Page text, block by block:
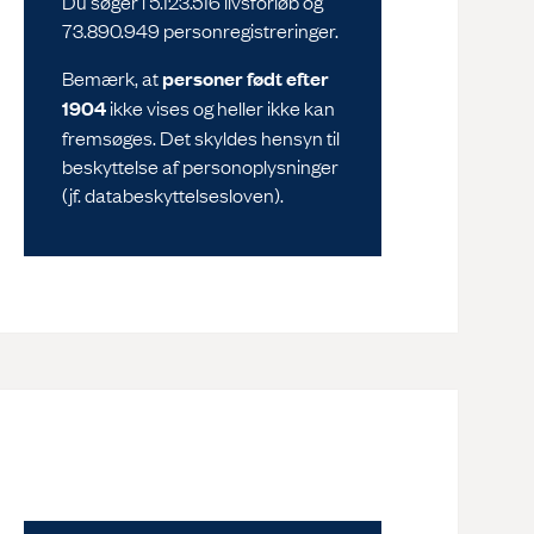
73.890.949 personregistreringer.
Bemærk, atpersoner født efter
1904ikke vises og heller ikke kan
fremsøges. Det skyldes hensyn til
beskyttelse af personoplysninger
(jf. databeskyttelsesloven).